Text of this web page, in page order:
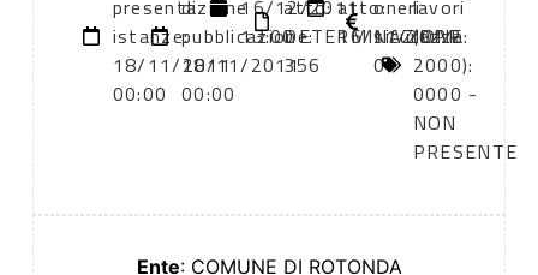
presentazione
istanze:
18/11/2011
00:00
di
pubblicazione:
18/11/2011
00:00
16/12/2011
13:00
atto:
DETERMINAZIONE
356
atto:
16/11/2011
oneri
sicurezza:
0
lavori
(DPR
2000):
0000 -
NON
PRESENTE
Ente: COMUNE DI ROTONDA